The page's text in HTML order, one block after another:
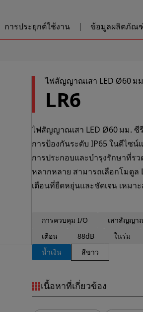
การประยุกต์ใช้งาน ข้อมูลผลิตภัณฑ์
ไฟสัญญาณเสา LED Ø60 ม
LR6
ไฟสัญญาณเสา LED Ø60 มม. ซี
การป้องกันระดับ IP65 ในดีไซ
การประกอบและบำรุงรักษาที่ร
หลากหลาย สามารถเลือกโมดูล
เตือนที่ยืดหยุ่นและชัดเจน เหม
การควบคุม I/O เสาสัญญา
เตือน
88dB ในร่ม
น้ำเงิน
สีขาว
เนื้อหาที่เกี่ยวข้อง